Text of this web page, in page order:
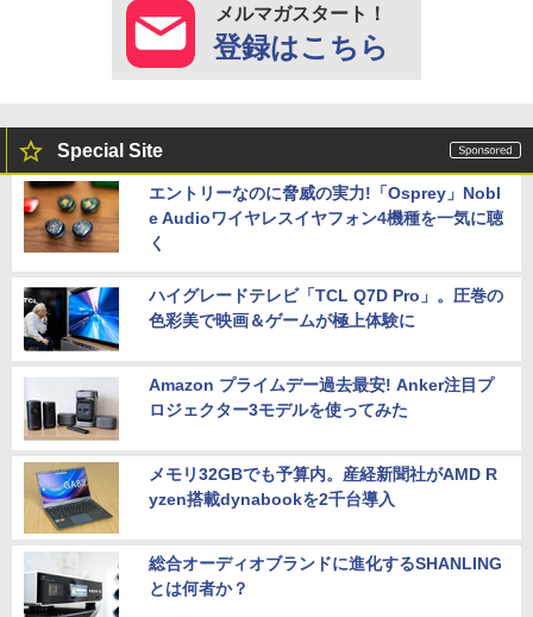
メルマガスタート！
登録はこちら
Special Site
エントリーなのに脅威の実力!「Osprey」Nobl
e Audioワイヤレスイヤフォン4機種を一気に聴
く
ハイグレードテレビ「TCL Q7D Pro」。圧巻の
色彩美で映画＆ゲームが極上体験に
Amazon プライムデー過去最安! Anker注目プ
ロジェクター3モデルを使ってみた
メモリ32GBでも予算内。産経新聞社がAMD R
yzen搭載dynabookを2千台導入
総合オーディオブランドに進化するSHANLING
とは何者か？